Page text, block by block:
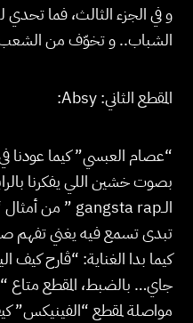
و في الجزء الثالث، فما تحدي
الشباب.. و تخوّف من
المقطع الثاني: Absy:
“عصام العبسي” كيما عودنا
بصوت خشين اللي يفكرنا
تبدى تسمع فيه يغني تفهم
كيما بدا الغناية: “ڤارح كيف
جاي… بالضبط، المقطع متاع
مواصلة لمقطع “الفينيكس”